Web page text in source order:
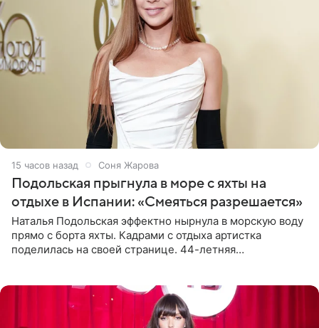
15 часов назад Соня Жарова
Подольская прыгнула в море с яхты на
отдыхе в Испании: «Смеяться разрешается»
Наталья Подольская эффектно нырнула в морскую воду
прямо с борта яхты. Кадрами с отдыха артистка
поделилась на своей странице. 44-летняя